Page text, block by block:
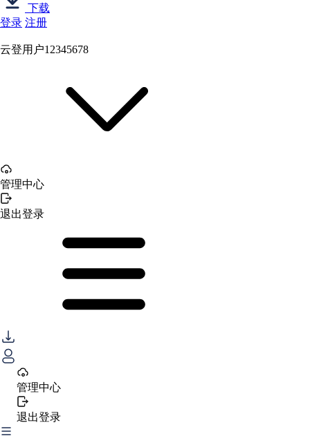
下载
登录 注册
云登用户12345678
管理中心
退出登录
管理中心
退出登录